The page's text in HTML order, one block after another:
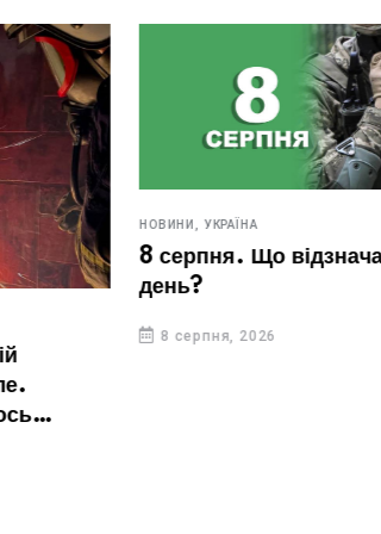
НОВИНИ, УКРАЇНА
8 серпня. Що
день?
8 серпня, 2026